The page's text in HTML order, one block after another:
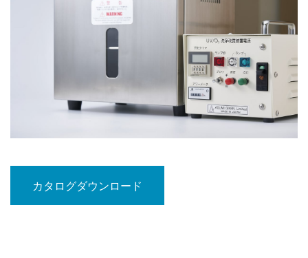
カタログダウンロード